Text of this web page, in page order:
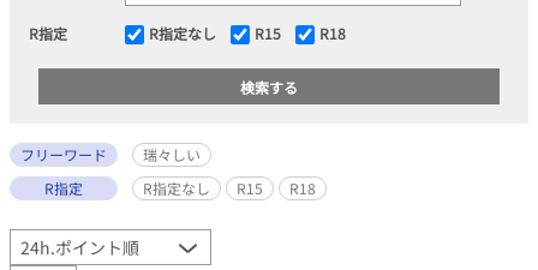
R指定 R指定なし R15 R18
フリーワード
瑞々しい
R指定
R指定なし R15 R18